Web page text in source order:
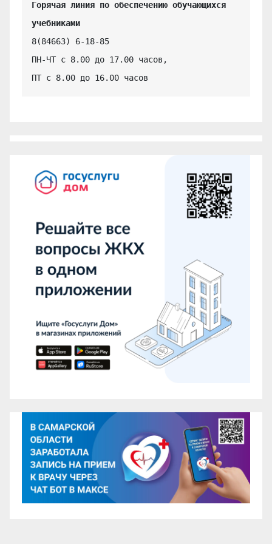
Горячая линия по обеспечению обучающихся
учебниками
8(84663) 6-18-85
ПН-ЧТ с 8.00 до 17.00 часов,
ПТ с 8.00 до 16.00 часов